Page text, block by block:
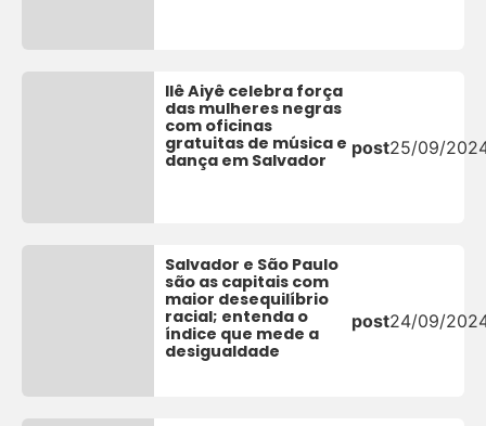
Ilê Aiyê celebra força
das mulheres negras
com oficinas
gratuitas de música e
dança em Salvador
post25/09/
Salvador e São Paulo
são as capitais com
maior desequilíbrio
racial; entenda o
índice que mede a
desigualdade
post24/09/